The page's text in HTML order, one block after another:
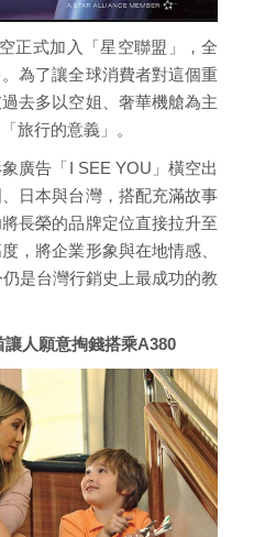
正式加入「星空聯盟」，全
為了讓全球消費者對這個重
去多以空姐、奢華機艙為主
旅行的意義」。
廣告「I SEE YOU」橫空出
日本與台灣，搭配充滿故事
長榮的品牌定位直接拉升至
，將企業形象與在地情感、
是台灣行銷史上最成功的教
人願意掏錢搭乘A380